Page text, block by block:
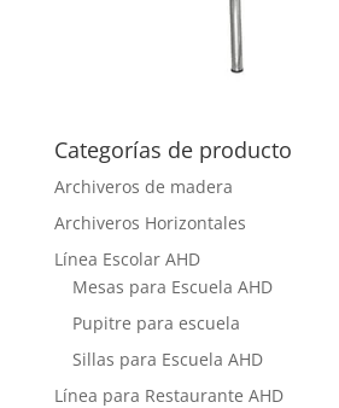
Categorías de producto
Archiveros de madera
Archiveros Horizontales
Línea Escolar AHD
Mesas para Escuela AHD
Pupitre para escuela
Sillas para Escuela AHD
Línea para Restaurante AHD